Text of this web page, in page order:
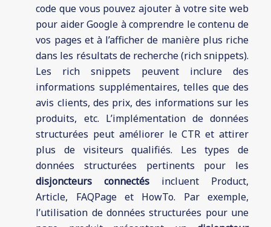
code que vous pouvez ajouter à votre site web
pour aider Google à comprendre le contenu de
vos pages et à l’afficher de manière plus riche
dans les résultats de recherche (rich snippets).
Les rich snippets peuvent inclure des
informations supplémentaires, telles que des
avis clients, des prix, des informations sur les
produits, etc. L’implémentation de données
structurées peut améliorer le CTR et attirer
plus de visiteurs qualifiés. Les types de
données structurées pertinents pour les
disjoncteurs connectés incluent Product,
Article, FAQPage et HowTo. Par exemple,
l’utilisation de données structurées pour une